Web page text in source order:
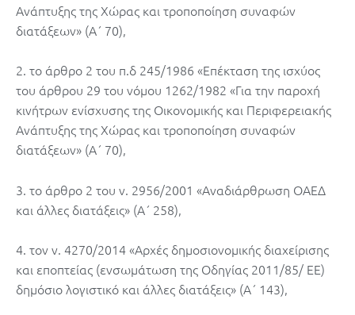
Ανάπτυξης της Χώρας και τροποποίηση συναφών
διατάξεων» (Α΄ 70),
2. το άρθρο 2 του π.δ 245/1986 «Επέκταση της ισχύος
του άρθρου 29 του νόμου 1262/1982 «Για την παροχή
κινήτρων ενίσχυσης της Οικονομικής και Περιφερειακής
Ανάπτυξης της Χώρας και τροποποίηση συναφών
διατάξεων» (Α΄ 70),
3. το άρθρο 2 του ν. 2956/2001 «Αναδιάρθρωση ΟΑΕΔ
και άλλες διατάξεις» (Α΄ 258),
4. τον ν. 4270/2014 «Αρχές δημοσιονομικής διαχείρισης
και εποπτείας (ενσωμάτωση της Οδηγίας 2011/85/ ΕΕ)
δημόσιο λογιστικό και άλλες διατάξεις» (Α΄ 143),